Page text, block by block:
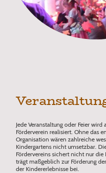
Jede Veranstaltung oder Feier
Förderverein realisiert. Ohne das
Organisation wären zahlreiche
Kindergartens nicht umsetzbar.
Fördervereins sichert nicht nur
trägt maßgeblich zur Förderung
der Kindererlebnisse bei.